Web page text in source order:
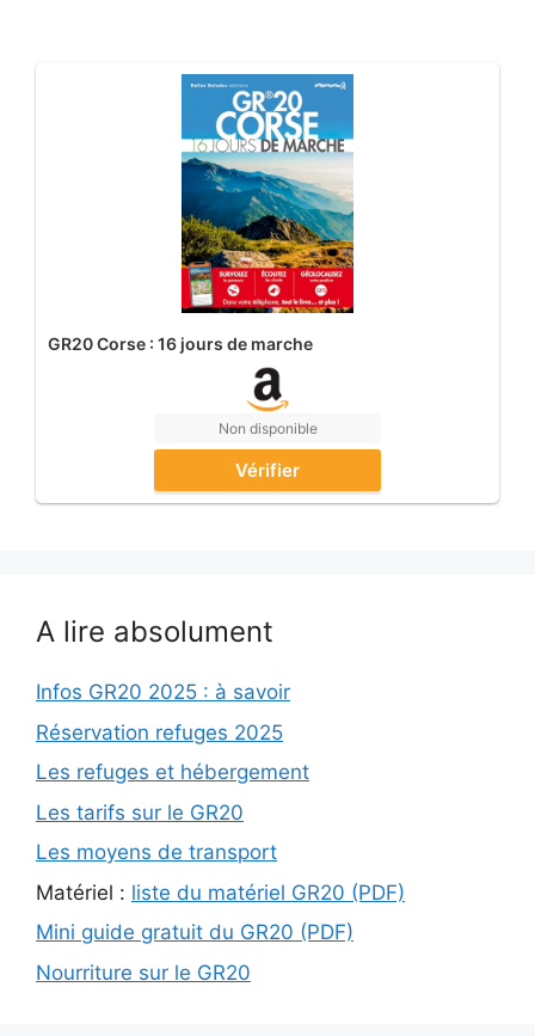
GR20 Corse : 16 jours de marche
Non disponible
Vérifier
A lire absolument
Infos GR20 2025 : à savoir
Réservation refuges 2025
Les refuges et hébergement
Les tarifs sur le GR20
Les moyens de transport
Matériel : liste du matériel GR20 (PDF)
Mini guide gratuit du GR20 (PDF)
Nourriture sur le GR20